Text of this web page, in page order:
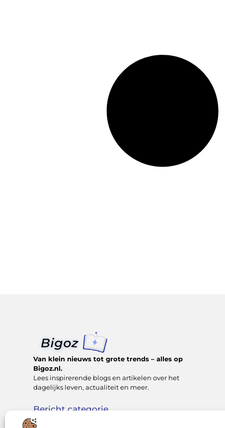
Van klein nieuws tot grote trends – alles op
Bigoz.nl.
Lees inspirerende blogs en artikelen over het
dagelijks leven, actualiteit en meer.
Bericht categorie